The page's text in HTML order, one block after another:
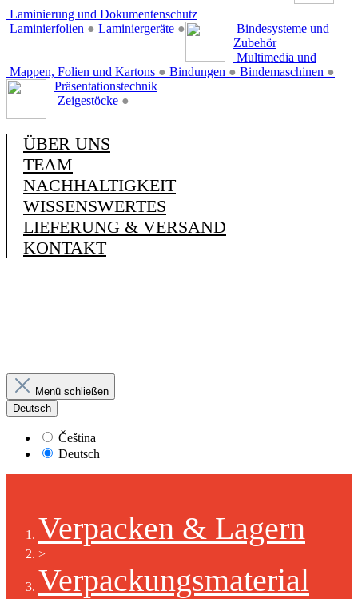
Laminierung und Dokumentenschutz
Laminierfolien ● Laminiergeräte ●
Bindesysteme und
Zubehör
Mappen, Folien und Kartons ● Bindungen ● Bindemaschinen ●
Multimedia und
Präsentationstechnik
Zeigestöcke ●
ÜBER UNS
TEAM
NACHHALTIGKEIT
WISSENSWERTES
LIEFERUNG & VERSAND
KONTAKT
Menü schließen
Deutsch
Čeština
Deutsch
Verpacken & Lagern
>
Verpackungsmaterial